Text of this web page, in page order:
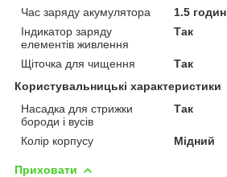
Час заряду акумулятора
1.5 годин
Індикатор заряду
елементів живлення
Так
Щіточка для чищення
Так
Користувальницькі характеристики
Насадка для стрижки
бороди і вусів
Так
Колір корпусу Мідний
Приховати